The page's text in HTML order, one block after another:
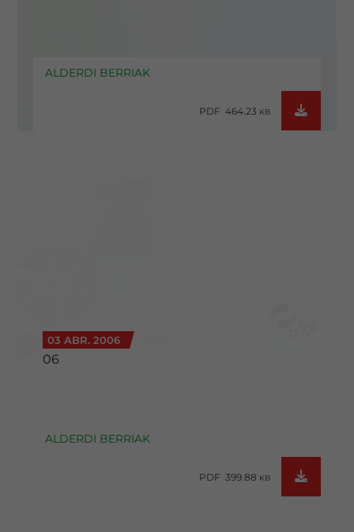
ALDERDI BERRIAK
PDF 464.23 KB
03 ABR. 2006
06
ALDERDI BERRIAK
PDF 399.88 KB